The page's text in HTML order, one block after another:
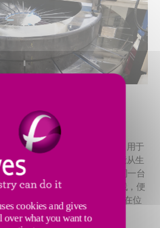
造商的2个重要订单。
提供了一套布莱恩特RU2磨床，用于
过RU2独特的滑动装置，客户能从生
床的灵活性，能满足客户使用同一台
件。让客户无需投入磨削新产线，便
该机床计划于2021年3月发货，在位
。
cookies and gives
over what you want to